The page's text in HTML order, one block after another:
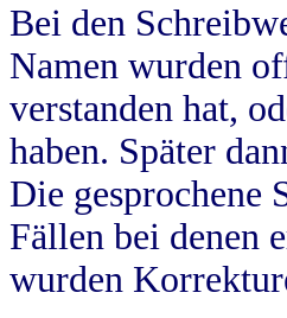
Bei den
Namen wurden
verstanden hat,
haben. Später
Die gesprochene
Fällen bei denen
wurden